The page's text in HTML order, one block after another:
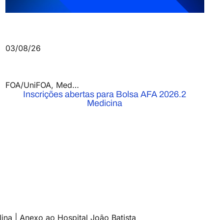
03/08/26
FOA/UniFOA, Medicina
Inscrições abertas para Bolsa AFA 2026.2
Medicina
| Anexo ao Hospital João Batista